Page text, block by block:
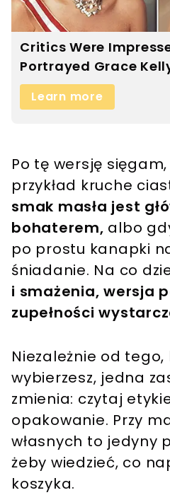
Po tę wersję
przykład kruche
smak masła jest
bohaterem, albo
po prostu kanapki
śniadanie. Na co
i smażenia, wersja
zupełności
Niezależnie od
wybierzesz, jedna
zmienia: czytaj
opakowanie. Przy
własnych to jedyny
żeby wiedzieć, co
koszyka.